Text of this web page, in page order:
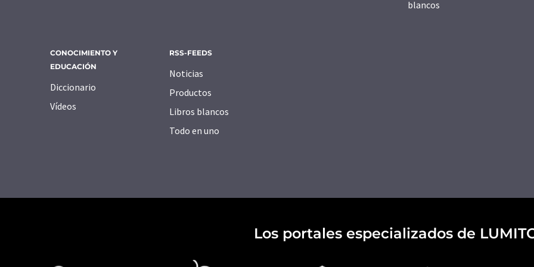
blancos
CONOCIMIENTO Y
EDUCACIÓN
Diccionario
Vídeos
RSS-FEEDS
Noticias
Productos
Libros blancos
Todo en uno
Los portales especializados de